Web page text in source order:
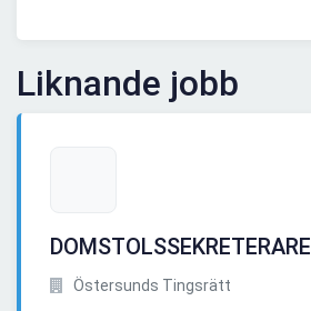
Liknande jobb
DOMSTOLSSEKRETERARE
Östersunds Tingsrätt